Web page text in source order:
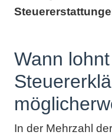
Wann
In der Mehrzahl